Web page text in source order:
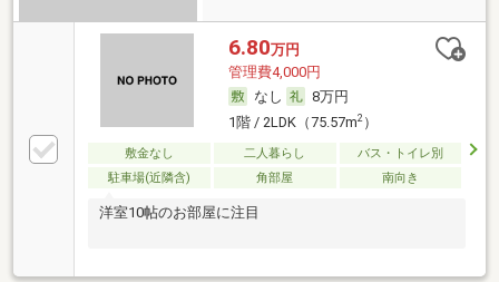
6.80万円
管理費4,000円
なし
8万円
1階 / 2LDK（75.57m2）
敷金なし 二人暮らし
バス・トイレ別
駐車場(近隣含)
角部屋 南向き
洋室10帖のお部屋に注目